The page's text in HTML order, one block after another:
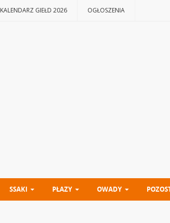
KALENDARZ GIEŁD 2026 OGŁOSZENIA
SSAKI PŁAZY OWADY